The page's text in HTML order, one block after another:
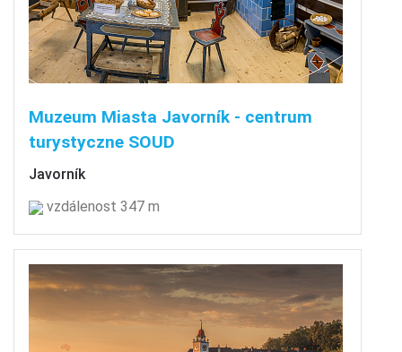
Muzeum Miasta Javorník - centrum
turystyczne SOUD
Javorník
vzdálenost 347 m